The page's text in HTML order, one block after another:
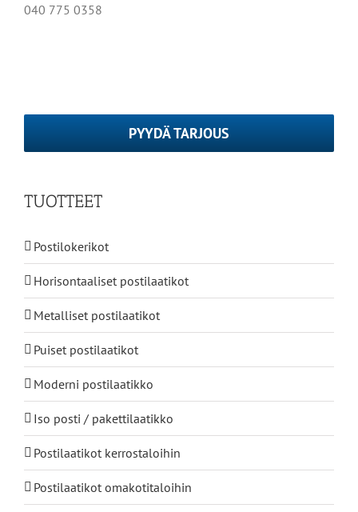
040 775 0358
PYYDÄ TARJOUS
TUOTTEET
Postilokerikot
Horisontaaliset postilaatikot
Metalliset postilaatikot
Puiset postilaatikot
Moderni postilaatikko
Iso posti / pakettilaatikko
Postilaatikot kerrostaloihin
Postilaatikot omakotitaloihin